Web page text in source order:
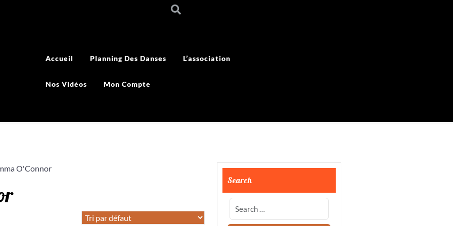
Accueil Planning Des Danses L’association
Nos Vidéos Mon Compte
O'Connor
Search